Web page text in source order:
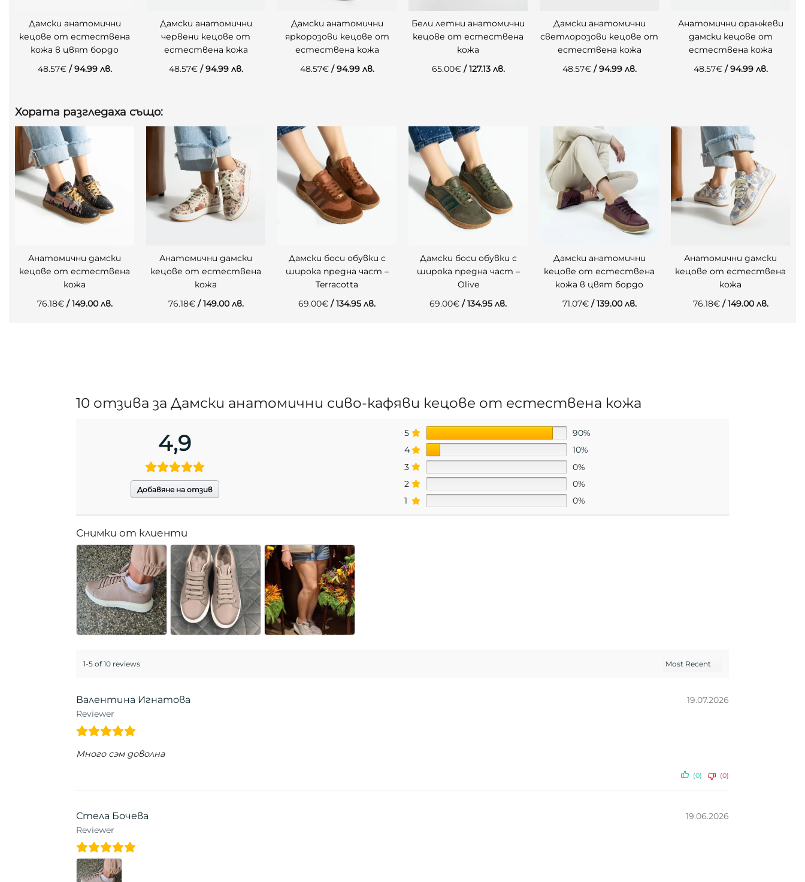
Дамски анатомични
кецове от естествена
кожа в цвят бордо
48.57€/ 94.99 лв.
Дамски анатомични
червени кецове от
естествена кожа
48.57€/ 94.99 лв.
Дамски анатомични
яркорозови кецове от
естествена кожа
48.57€/ 94.99 лв.
Бели летни анатомични
кецове от естествена
кожа
65.00€/ 127.13 лв.
Дамски анатомични
светлорозови кецове от
естествена кожа
48.57€/ 94.99 лв.
Анатомични оранжеви
дамски кецове от
естествена кожа
48.57€/ 94.99 лв.
Хората разгледаха също:
Анатомични дамски
кецове от естествена
кожа
76.18€/ 149.00 лв.
Анатомични дамски
кецове от естествена
кожа
76.18€/ 149.00 лв.
Дамски боси обувки с
широка предна част –
Terracotta
69.00€ / 134.95 лв.
Дамски боси обувки с
широка предна част –
Olive
69.00€ / 134.95 лв.
Дамски анатомични
кецове от естествена
кожа в цвят бордо
71.07€/ 139.00 лв.
Анатомични дамски
кецове от естествена
кожа
76.18€/ 149.00 лв.
10 отзива за Дамски анатомични сиво-кафяви кецове от естествена кожа
4,9
Добавяне на отзив
5
90%
4
10%
3
0%
2
0%
1
0%
1-5 of 10 reviews
Валентина Игнатова
Reviewer
19.07.2026
Много сэм доволна
(0) (0)
Стела Бочева
Reviewer
19.06.2026